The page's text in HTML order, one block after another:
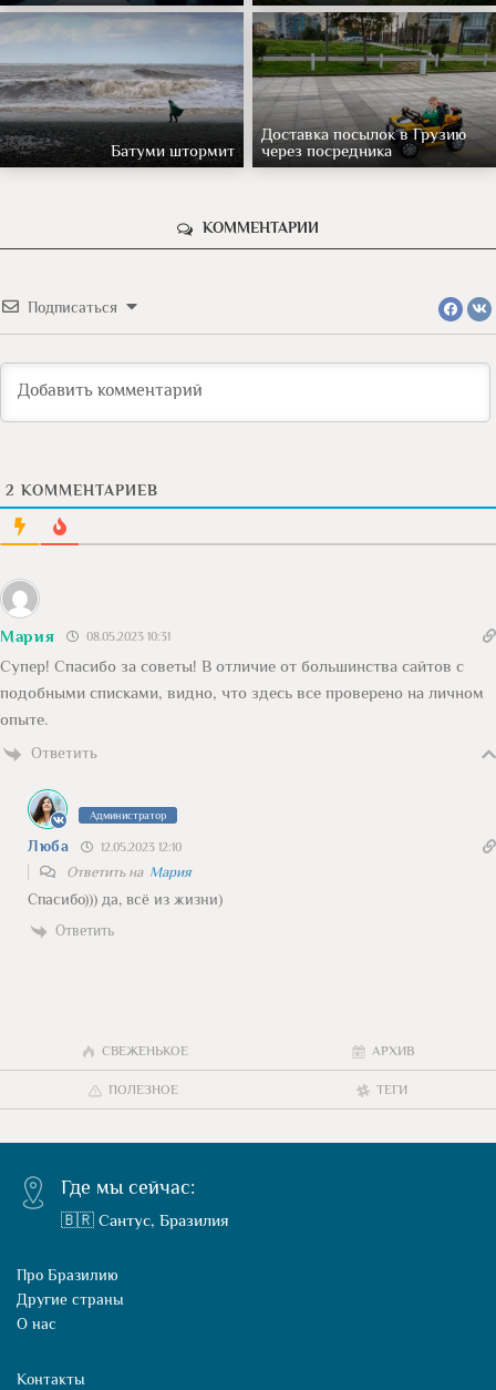
Батуми штормит
Доставка посылок в Грузию
через посредника
КОММЕНТАРИИ
Подписаться
2 КОММЕНТАРИЕВ
Мария 08.05.2023 10:31
Супер! Спасибо за советы! В отличие от большинства сайтов с
подобными списками, видно, что здесь все проверено на личном
опыте.
Ответить
Администратор
Люба 12.05.2023 12:10
Ответить на Мария
Спасибо))) да, всё из жизни)
Ответить
СВЕЖЕНЬКОЕ АРХИВ
ПОЛЕЗНОЕ ТЕГИ
Где мы сейчас:
🇧🇷 Сантус, Бразилия
Про Бразилию
Другие страны
О нас
Контакты